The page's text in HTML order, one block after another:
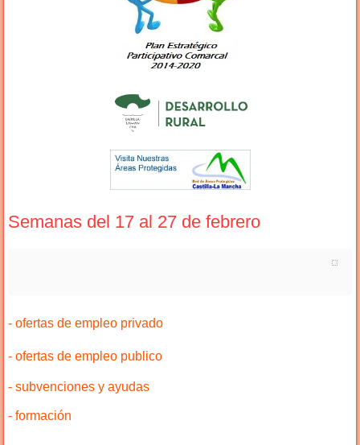
Semanas del 17 al 27 de febrero
- ofertas de empleo privado
- ofertas de empleo publico
- subvenciones y ayudas
- formación